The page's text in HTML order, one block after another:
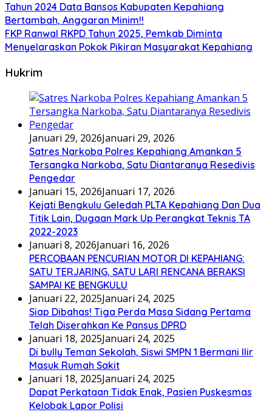
Tahun 2024 Data Bansos Kabupaten Kepahiang
Bertambah, Anggaran Minim!!
FKP Ranwal RKPD Tahun 2025, Pemkab Diminta
Menyelaraskan Pokok Pikiran Masyarakat Kepahiang
Hukrim
Januari 29, 2026Januari 29, 2026
Satres Narkoba Polres Kepahiang Amankan 5
Tersangka Narkoba, Satu Diantaranya Resedivis
Pengedar
Januari 15, 2026Januari 17, 2026
Kejati Bengkulu Geledah PLTA Kepahiang Dan Dua
Titik Lain, Dugaan Mark Up Perangkat Teknis TA
2022-2023
Januari 8, 2026Januari 16, 2026
PERCOBAAN PENCURIAN MOTOR DI KEPAHIANG:
SATU TERJARING, SATU LARI RENCANA BERAKSI
SAMPAI KE BENGKULU
Januari 22, 2025Januari 24, 2025
Siap Dibahas! Tiga Perda Masa Sidang Pertama
Telah Diserahkan Ke Pansus DPRD
Januari 18, 2025Januari 24, 2025
Di bully Teman Sekolah, Siswi SMPN 1 Bermani Ilir
Masuk Rumah Sakit
Januari 18, 2025Januari 24, 2025
Dapat Perkataan Tidak Enak, Pasien Puskesmas
Kelobak Lapor Polisi